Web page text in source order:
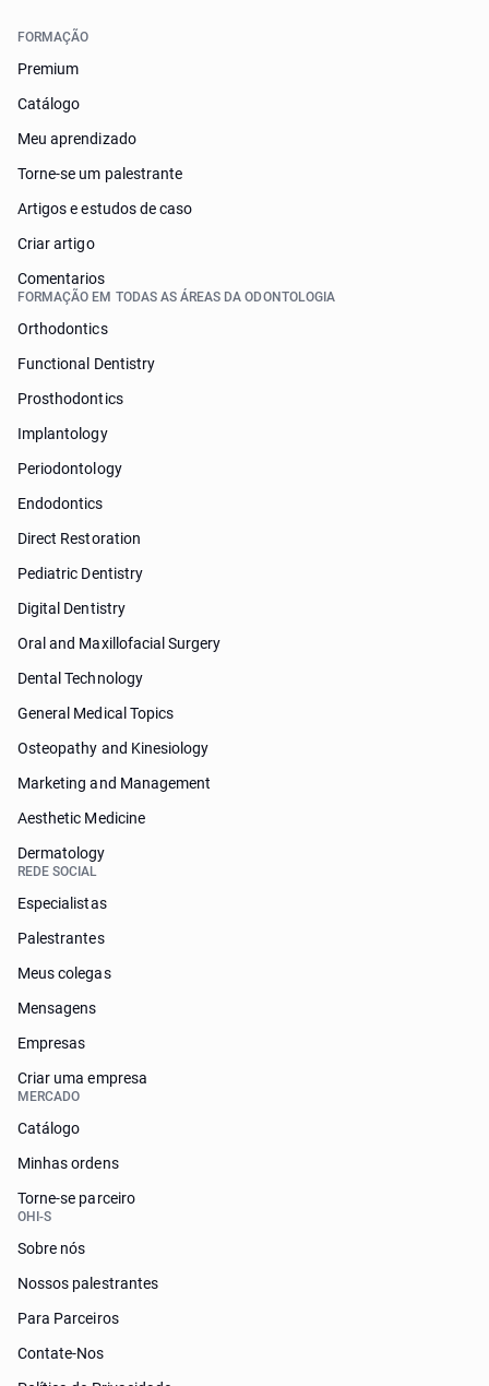
FORMAÇÃO
Premium
Catálogo
Meu aprendizado
Torne-se um palestrante
Artigos e estudos de caso
Criar artigo
Comentarios
FORMAÇÃO EM TODAS AS ÁREAS DA ODONTOLOGIA
Orthodontics
Functional Dentistry
Prosthodontics
Implantology
Periodontology
Endodontics
Direct Restoration
Pediatric Dentistry
Digital Dentistry
Oral and Maxillofacial Surgery
Dental Technology
General Medical Topics
Osteopathy and Kinesiology
Marketing and Management
Aesthetic Medicine
Dermatology
REDE SOCIAL
Especialistas
Palestrantes
Meus colegas
Mensagens
Empresas
Criar uma empresa
MERCADO
Catálogo
Minhas ordens
Torne-se parceiro
OHI-S
Sobre nós
Nossos palestrantes
Para Parceiros
Contate-Nos